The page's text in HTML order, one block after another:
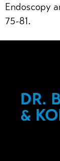
Endoscopy
75-81.
DR.
&